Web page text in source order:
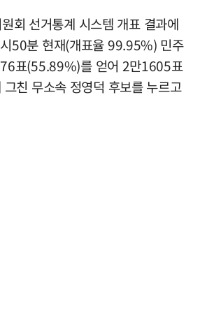
회 선거통계 시스템 개표 결과에
50분 현재(개표율 99.95%) 민주
표(55.89%)를 얻어 2만1605표
친 무소속 정영덕 후보를 누르고